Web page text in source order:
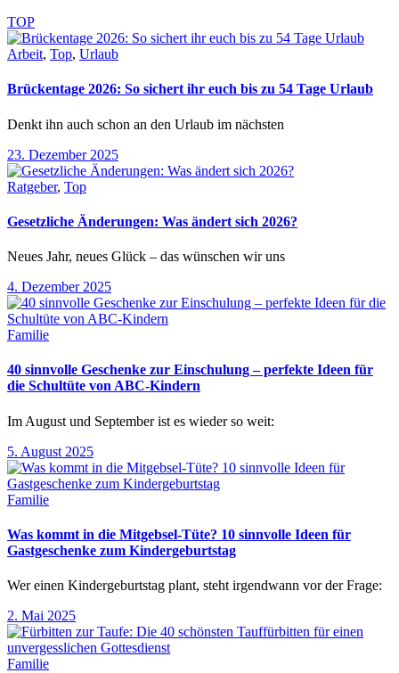
TOP
Arbeit, Top, Urlaub
Brückentage 2026: So sichert ihr euch bis zu 54 Tage Urlaub
Denkt ihn auch schon an den Urlaub im nächsten
23. Dezember 2025
Ratgeber, Top
Gesetzliche Änderungen: Was ändert sich 2026?
Neues Jahr, neues Glück – das wünschen wir uns
4. Dezember 2025
Familie
40 sinnvolle Geschenke zur Einschulung – perfekte Ideen für
die Schultüte von ABC-Kindern
Im August und September ist es wieder so weit:
5. August 2025
Familie
Was kommt in die Mitgebsel-Tüte? 10 sinnvolle Ideen für
Gastgeschenke zum Kindergeburtstag
Wer einen Kindergeburtstag plant, steht irgendwann vor der Frage:
2. Mai 2025
Familie